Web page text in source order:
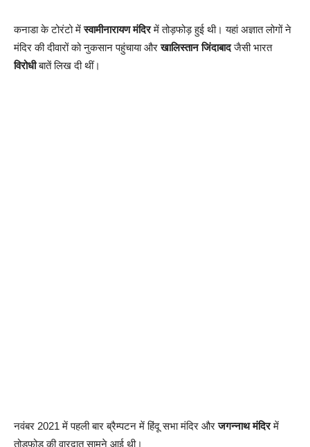
कनाडा के टोरंटो मेंस्‍वामीनारायण मंदिरमें तोड़फोड़ हुई थी। यहां अज्ञात लोगों ने
मंदिर की दीवारों को नुकसान पहुंचाया औरखालिस्तान जिंदाबादजैसी भारत
विरोधीबातें लिख दी थीं।
नवंबर 2021 में पहली बार ब्रैम्पटन में हिंदू सभा मंदिर औरजगन्नाथ मंदिरमें
तोड़फोड़ की वारदात सामने आई थी।